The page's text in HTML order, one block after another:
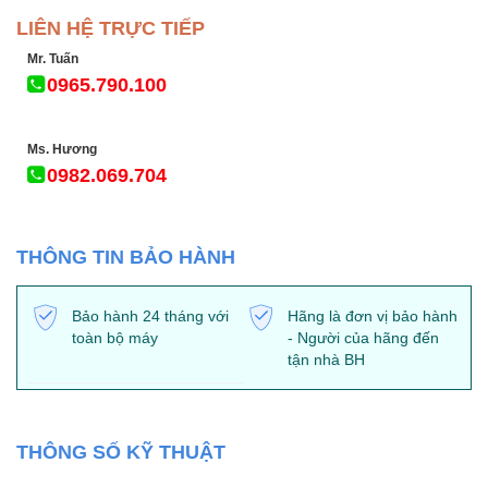
LIÊN HỆ TRỰC TIẾP
Mr. Tuấn
0965.790.100
Ms. Hương
0982.069.704
THÔNG TIN BẢO HÀNH
Bảo hành 24 tháng với
toàn bộ máy
Hãng là đơn vị bảo hành
- Người của hãng đến
tận nhà BH
THÔNG SỐ KỸ THUẬT